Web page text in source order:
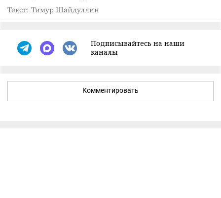
Текст: Тимур Шайдуллин
Подписывайтесь на наши
каналы
Комментировать